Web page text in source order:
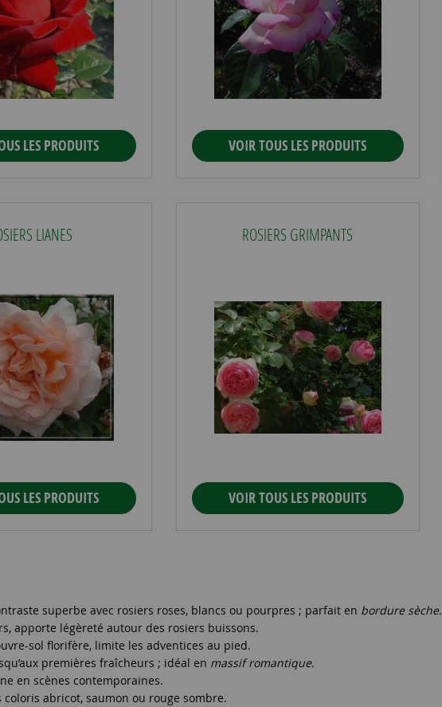
LES PRODUITS VOIR TOUS LES PRODUITS
LIANES
LES PRODUITS
ROSIERS GRIMPANTS
VOIR TOUS LES PRODUITS
superbe avec rosiers roses, blancs ou pourpres ; parfait en bordure sèche.
apporte légèreté autour des rosiers buissons.
sol florifère, limite les adventices au pied.
premières fraîcheurs ; idéal en massif romantique.
en scènes contemporaines.
abricot, saumon ou rouge sombre.